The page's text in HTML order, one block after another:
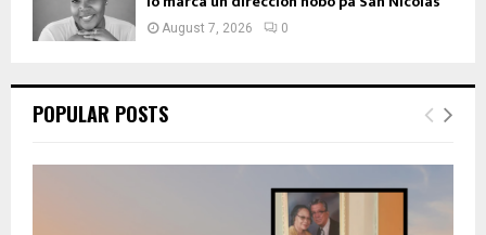
August 7, 2026 0
POPULAR POSTS